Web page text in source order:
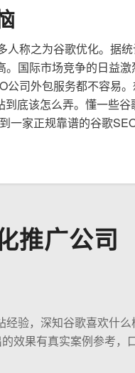
称之为谷歌优化。据
国际市场竞争的日益
司外包服务都不容易
底该怎么弄。懂一些谷
家正规靠谱的谷歌
推广公司
验，深知谷歌喜欢什
效果有真实案例参考，